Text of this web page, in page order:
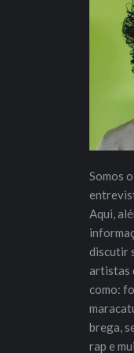
Somos
Aqui,
discutir
artistas
como:
brega,
rap e